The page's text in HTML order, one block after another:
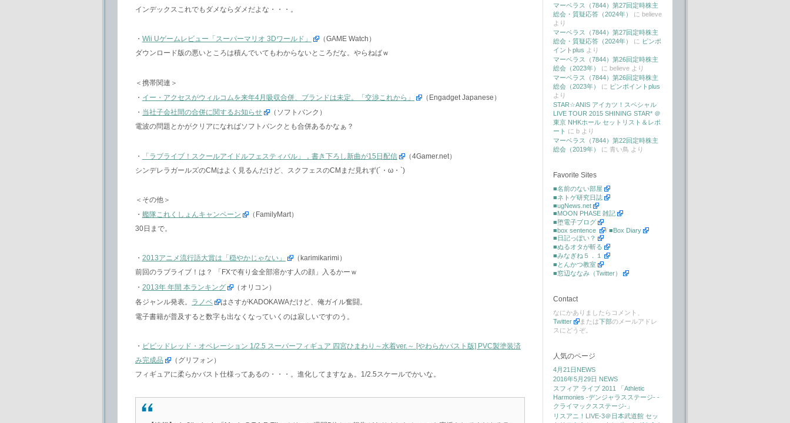
インデックスこれでもダメならダメだよな・・・。
・ Wii Uゲームレビュー「スーパーマリオ 3Dワールド」
（GAME Watch）
ダウンロード版の悪いところは積んでいてもわからないところだな。やらねばｗ
＜携帯関連＞
・ イー・アクセスがウィルコムを来年4月吸収合併、ブランドは未定。「交渉これから」
（Engadget Japanese）
・ 当社子会社間の合併に関するお知らせ
（ソフトバンク）
電波の問題とかがクリアになればソフトバンクとも合併あるかなぁ？
・ 「ラブライブ！スクールアイドルフェスティバル」，書き下ろし新曲が15日配信
（4Gamer.net）
シンデレラガールズのCMはよく見るんだけど、スクフェスのCMまだ見れず(´・ω・`)
＜その他＞
・ 艦隊これくしょんキャンペーン
（FamilyMart）
30日まで。
・ 2013アニメ流行語大賞は「穏やかじゃない」
（karimikarimi）
前回のラブライブ！は？ 「FXで有り金全部溶かす人の顔」入るかーｗ
・ 2013年 年間 本ランキング
（オリコン）
各ジャンル発表。 ラノベ
はさすがKADOKAWAだけど、俺ガイル奮闘。
電子書籍が普及すると数字も出なくなっていくのは寂しいですのう。
・ ビビッドレッド・オペレーション 1/2.5 スーパーフィギュア 四宮ひまわり～水着ver.～ [やわらかバスト版] PVC製塗装済
み完成品
（グリフォン）
フィギュアに柔らかバスト仕様ってあるの・・・。進化してますなぁ。1/2.5スケールでかいな。
マーベラス（7844）第27回定時株主
総会・質疑応答（2024年）
に believe
より
マーベラス（7844）第27回定時株主
総会・質疑応答（2024年）
に ピンポ
イントplus より
マーベラス（7844）第26回定時株主
総会（2023年）
に believe より
マーベラス（7844）第26回定時株主
総会（2023年）
に ピンポイントplus
より
STAR☆ANIS アイカツ！スペシャル
LIVE TOUR 2015 SHINING STAR* ＠
東京 NHKホール セットリスト＆レポ
ート に b より
マーベラス（7844）第22回定時株主
総会（2019年）
に 青い鳥 より
Favorite Sites
■名前のない部屋
■ネトゲ研究日誌
■ugNews.net
■MOON PHASE 雑記
■堕電子ブログ
■box sentence
/ ■Box Diary
■日記っぽい？
■ぬるオタが斬る
■みなぎね５．１
■とんかつ教室
■窓辺ななみ（Twitter）
Contact
なにかありましたらコメント、
Twitter
または下部のメールアドレ
スにどうぞ。
人気のページ
4月21日NEWS
2016年5月29日 NEWS
スフィア ライブ 2011 「Athletic
Harmonies -デンジャラスステージ- -
クライマックスステージ-」
リスアニ！LIVE-3＠日本武道館 セッ